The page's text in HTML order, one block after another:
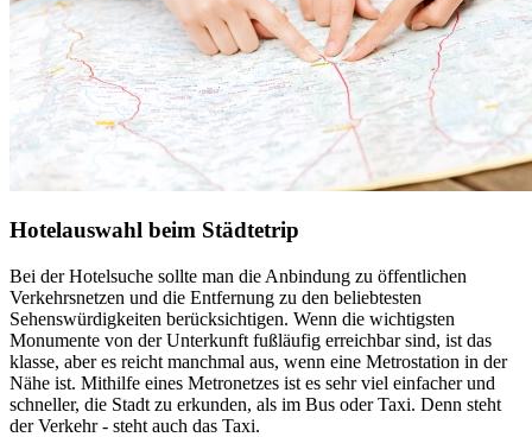
Hotelauswahl beim Städtetrip
Bei der Hotelsuche sollte man die Anbindung zu öffentlichen
Verkehrsnetzen und die Entfernung zu den beliebtesten
Sehenswürdigkeiten berücksichtigen. Wenn die wichtigsten
Monumente von der Unterkunft fußläufig erreichbar sind, ist das
klasse, aber es reicht manchmal aus, wenn eine Metrostation in der
Nähe ist. Mithilfe eines Metronetzes ist es sehr viel einfacher und
schneller, die Stadt zu erkunden, als im Bus oder Taxi. Denn steht
der Verkehr - steht auch das Taxi.